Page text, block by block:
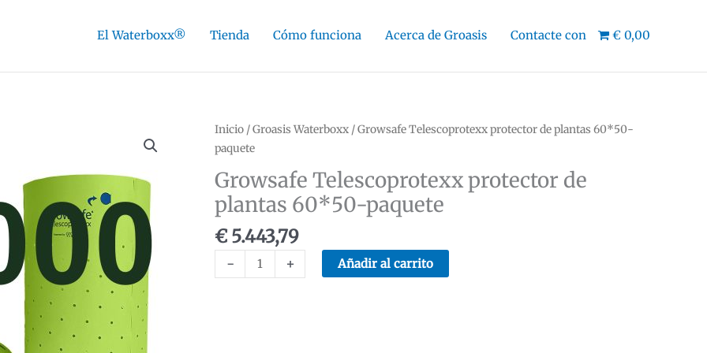
El Waterboxx® Tienda Cómo funciona Acerca de Groasis Contacte con € 0,00
Inicio /Groasis Waterboxx / Growsafe Telescoprotexx protector de plantas 60*50-
paquete
Growsafe Telescoprotexx protector de
plantas 60*50-paquete
€ 5.443,79
-
Growsafe
Telescoprotexx
+ Añadir al carrito